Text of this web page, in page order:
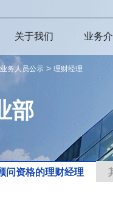
关于我们 业务
务人员公示 > 理财经理
部
问资格的理财经理